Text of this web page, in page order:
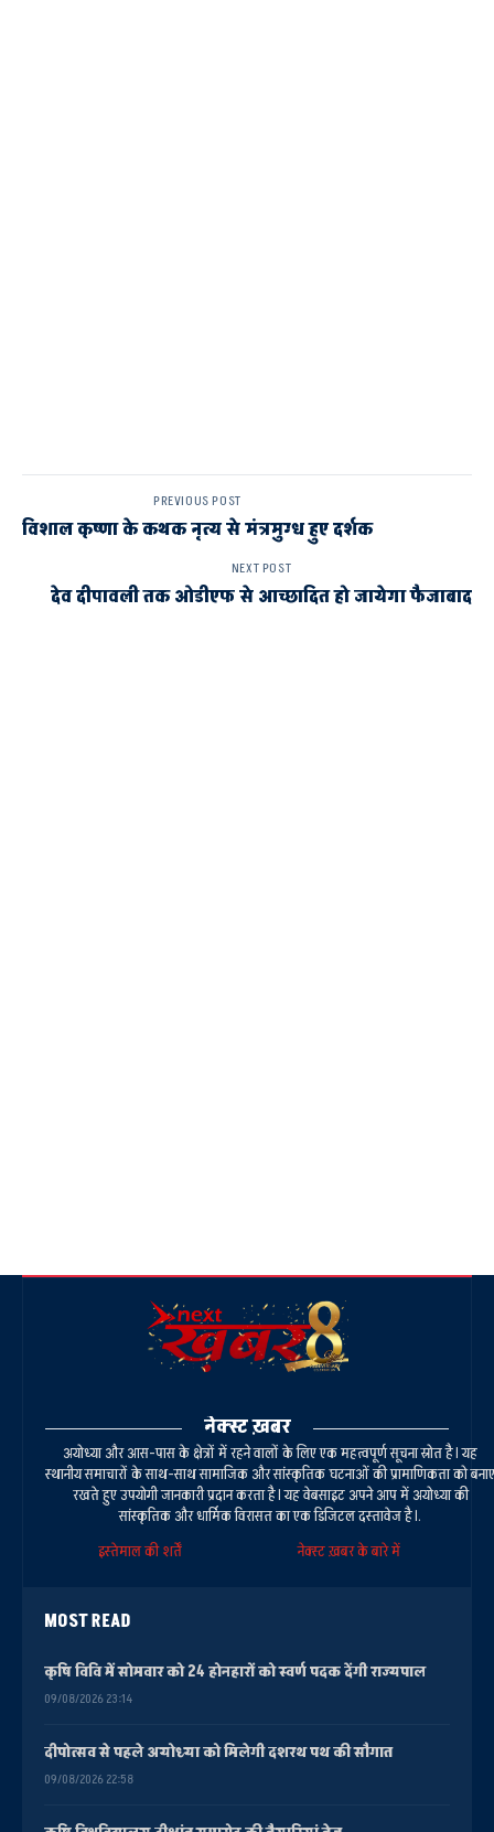
PREVIOUS POST
विशाल कृष्णा के कथक नृत्य से मंत्रमुग्ध हुए दर्शक
NEXT POST
देव दीपावली तक ओडीएफ से आच्छादित हो जायेगा फैजाबाद
नेक्स्ट ख़बर
अयोध्या और आस-पास के क्षेत्रों में रहने वालों के लिए एक महत्वपूर्ण सूचना स्रोत है। यह
स्थानीय समाचारों के साथ-साथ सामाजिक और सांस्कृतिक घटनाओं की प्रामाणिकता को बनाए
रखते हुए उपयोगी जानकारी प्रदान करता है। यह वेबसाइट अपने आप में अयोध्या की
सांस्कृतिक और धार्मिक विरासत का एक डिजिटल दस्तावेज है।.
इस्तेमाल की शर्तें
नेक्स्ट ख़बर के बारे में
MOST READ
कृषि विवि में सोमवार को 24 होनहारों को स्वर्ण पदक देंगी राज्यपाल
09/08/2026 23:14
दीपोत्सव से पहले अयोध्या को मिलेगी दशरथ पथ की सौगात
09/08/2026 22:58